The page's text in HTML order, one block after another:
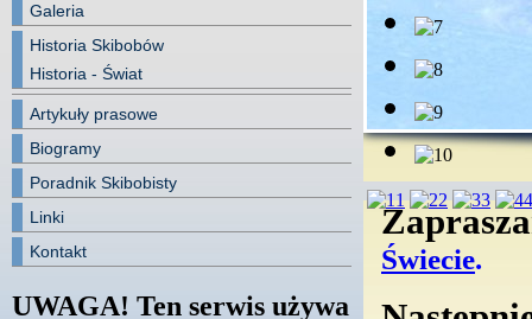
Galeria
Historia Skibobów
Historia - Świat
Artykuły prasowe
Biogramy
Poradnik Skibobisty
Linki
Kontakt
UWAGA! Ten serwis używa
1 2 3 4
Świecie.